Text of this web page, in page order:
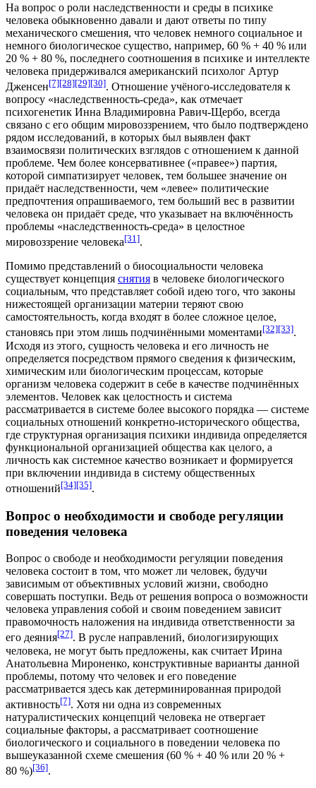
На вопрос о роли наследственности и среды в психике
человека обыкновенно давали и дают ответы по типу
механического смешения, что человек немного социальное и
немного биологическое существо, например, 60 % + 40 % или
20 % + 80 %, последнего соотношения в психике и интеллекте
человека придерживался американский психолог Артур
Дженсен[7][28][29][30]. Отношение учёного-исследователя к
вопросу «наследственность-среда», как отмечает
психогенетик Инна Владимировна Равич-Щербо, всегда
связано с его общим мировоззрением, что было подтверждено
рядом исследований, в которых был выявлен факт
взаимосвязи политических взглядов с отношением к данной
проблеме. Чем более консервативнее («правее») партия,
которой симпатизирует человек, тем большее значение он
придаёт наследственности, чем «левее» политические
предпочтения опрашиваемого, тем больший вес в развитии
человека он придаёт среде, что указывает на включённость
проблемы «наследственность-среда» в целостное
мировоззрение человека[31].
Помимо представлений о биосоциальности человека
существует концепция снятия в человеке биологического
социальным, что представляет собой идею того, что законы
нижестоящей организации материи теряют свою
самостоятельность, когда входят в более сложное целое,
становясь при этом лишь подчинёнными моментами[32][33].
Исходя из этого, сущность человека и его личность не
определяется посредством прямого сведения к физическим,
химическим или биологическим процессам, которые
организм человека содержит в себе в качестве подчинённых
элементов. Человек как целостность и система
рассматривается в системе более высокого порядка — системе
социальных отношений конкретно-исторического общества,
где структурная организация психики индивида определяется
функциональной организацией общества как целого, а
личность как системное качество возникает и формируется
при включении индивида в систему общественных
отношений[34][35].
Вопрос о необходимости и свободе регуляции
поведения человека
Вопрос о свободе и необходимости регуляции поведения
человека состоит в том, что может ли человек, будучи
зависимым от объективных условий жизни, свободно
совершать поступки. Ведь от решения вопроса о возможности
человека управления собой и своим поведением зависит
правомочность наложения на индивида ответственности за
его деяния[27]. В русле направлений, биологизирующих
человека, не могут быть предложены, как считает Ирина
Анатольевна Мироненко, конструктивные варианты данной
проблемы, потому что человек и его поведение
рассматривается здесь как детерминированная природой
активность[7]. Хотя ни одна из современных
натуралистических концепций человека не отвергает
социальные факторы, а рассматривает соотношение
биологического и социального в поведении человека по
вышеуказанной схеме смешения (60 % + 40 % или 20 % +
80 %)[36].